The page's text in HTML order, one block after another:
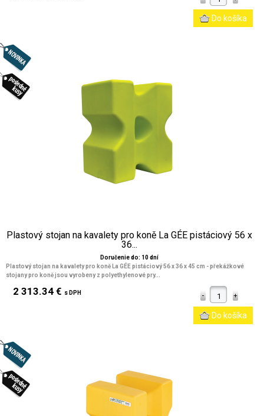
Plastový stojan na kavalety pro koně La GÉE pistáciový 56 x
36...
Doručenie do: 10 dní
Plastový stojan na kavalety pro koně La GÉE pistáciový 56 x 36 x 45 cm - překážkové
stojany pro koně jsou vyrobeny z polyethylenové pry...
2 313.34 € s DPH